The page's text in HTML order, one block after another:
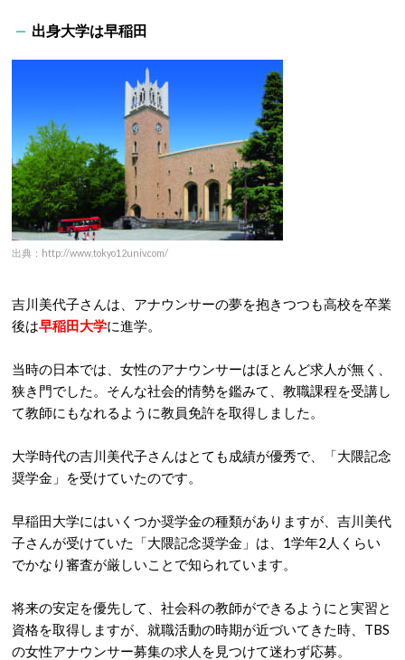
出身大学は早稲田
出典：http://www.tokyo12univ.com/
吉川美代子さんは、アナウンサーの夢を抱きつつも高校を卒業
後は早稲田大学に進学。
当時の日本では、女性のアナウンサーはほとんど求人が無く、
狭き門でした。そんな社会的情勢を鑑みて、教職課程を受講し
て教師にもなれるように教員免許を取得しました。
大学時代の吉川美代子さんはとても成績が優秀で、「大隈記念
奨学金」を受けていたのです。
早稲田大学にはいくつか奨学金の種類がありますが、吉川美代
子さんが受けていた「大隈記念奨学金」は、1学年2人くらい
でかなり審査が厳しいことで知られています。
将来の安定を優先して、社会科の教師ができるようにと実習と
資格を取得しますが、就職活動の時期が近づいてきた時、TBS
の女性アナウンサー募集の求人を見つけて迷わず応募。